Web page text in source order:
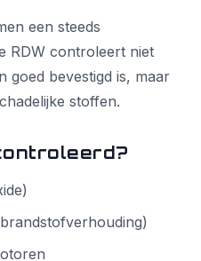
een steeds
RDW controleert niet
goed bevestigd is, maar
stoffen.